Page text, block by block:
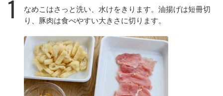
1
なめこはさっと洗い、水けをきります。油揚げは短冊切
り、豚肉は食べやすい大きさに切ります。